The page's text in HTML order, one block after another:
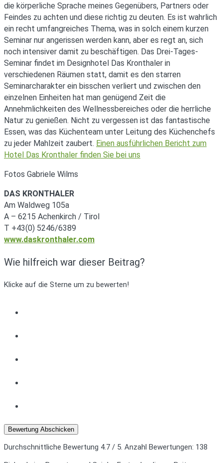
die körperliche Sprache meines Gegenübers, Partners oder
Feindes zu achten und diese richtig zu deuten. Es ist wahrlich
ein recht umfangreiches Thema, was in solch einem kurzen
Seminar nur angerissen werden kann, aber es regt an, sich
noch intensiver damit zu beschäftigen. Das Drei-Tages-
Seminar findet im Designhotel Das Kronthaler in
verschiedenen Räumen statt, damit es den starren
Seminarcharakter ein bisschen verliert und zwischen den
einzelnen Einheiten hat man genügend Zeit die
Annehmlichkeiten des Wellnessbereiches oder die herrliche
Natur zu genießen. Nicht zu vergessen ist das fantastische
Essen, was das Küchenteam unter Leitung des Küchenchefs
zu jeder Mahlzeit zaubert. Einen ausführlichen Bericht zum
Hotel Das Kronthaler finden Sie bei uns
Fotos Gabriele Wilms
DAS KRONTHALER
Am Waldweg 105a
A – 6215 Achenkirch / Tirol
T +43(0) 5246/6389
www.daskronthaler.com
Wie hilfreich war dieser Beitrag?
Klicke auf die Sterne um zu bewerten!
Bewertung Abschicken
Durchschnittliche Bewertung 4.7 / 5. Anzahl Bewertungen: 138